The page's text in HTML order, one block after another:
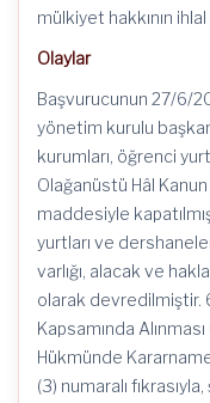
mülkiyet hakkının
Olaylar
Başvurucunun 27/6/
yönetim kurulu
kurumları, öğrenci
Olağanüstü Hâl
maddesiyle
yurtları ve
varlığı, alacak ve
olarak devredilmiştir.
Kapsamında
Hükmünde
(3) numaralı